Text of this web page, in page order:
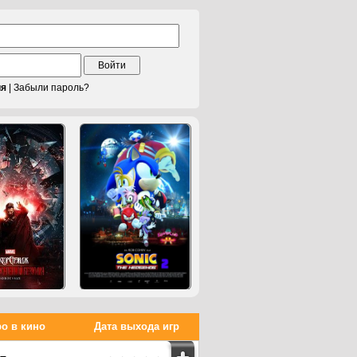
Войти
Забыли пароль?
в кино Дата выхода игр